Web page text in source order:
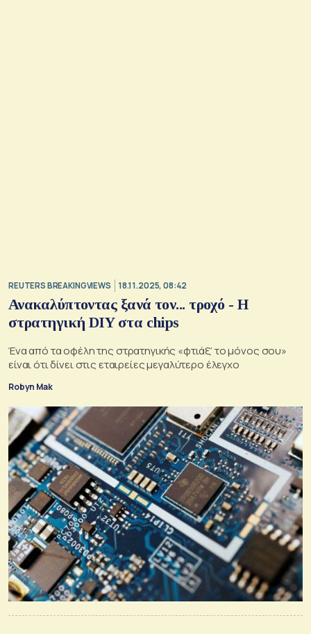
REUTERS BREAKINGVIEWS 18.11.2025, 08:42
Ανακαλύπτοντας ξανά τον... τροχό - Η
στρατηγική DIY στα chips
Ένα από τα οφέλη της στρατηγικής «φτιάξ’ το μόνος σου»
είναι ότι δίνει στις εταιρείες μεγαλύτερο έλεγχο
Robyn Mak